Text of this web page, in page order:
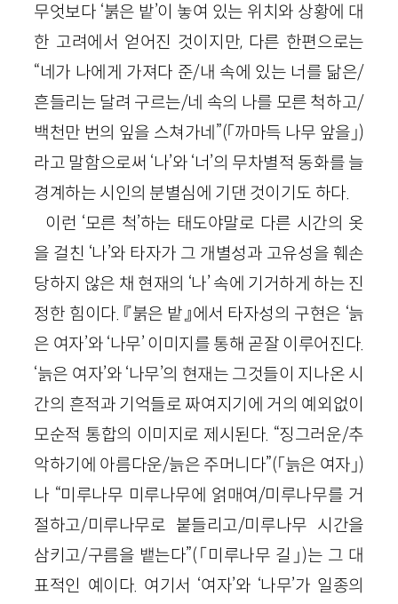
무엇보다 ‘붉은 밭’이 놓여 있는 위치와 상황에 대
한 고려에서 얻어진 것이지만, 다른 한편으로는
“네가 나에게 가져다 준/내 속에 있는 너를 닮은/
흔들리는 달려 구르는/네 속의 나를 모른 척하고/
백천만 번의 잎을 스쳐가네”(「까마득 나무 앞을」)
라고 말함으로써 ‘나’와 ‘너’의 무차별적 동화를 늘
경계하는 시인의 분별심에 기댄 것이기도 하다.
이런 ‘모른 척’하는 태도야말로 다른 시간의 옷
을 걸친 ‘나’와 타자가 그 개별성과 고유성을 훼손
당하지 않은 채 현재의 ‘나’ 속에 기거하게 하는 진
정한 힘이다. 『붉은 밭』에서 타자성의 구현은 ‘늙
은 여자’와 ‘나무’ 이미지를 통해 곧잘 이루어진다.
‘늙은 여자’와 ‘나무’의 현재는 그것들이 지나온 시
간의 흔적과 기억들로 짜여지기에 거의 예외없이
모순적 통합의 이미지로 제시된다. “징그러운/추
악하기에 아름다운/늙은 주머니다”(「늙은 여자」)
나 “미루나무 미루나무에 얽매여/미루나무를 거
절하고/미루나무로 붙들리고/미루나무 시간을
삼키고/구름을 뱉는다”(「미루나무 길」)는 그 대
표적인 예이다. 여기서 ‘여자’와 ‘나무’가 일종의